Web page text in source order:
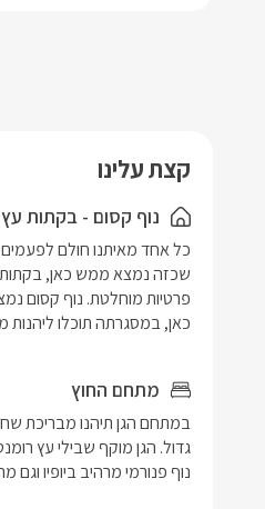
קצת עלינו
נוף קסום - בקתות עץ
כאן, במסגרתה תוכלו ליהנות
מתחם החוץ